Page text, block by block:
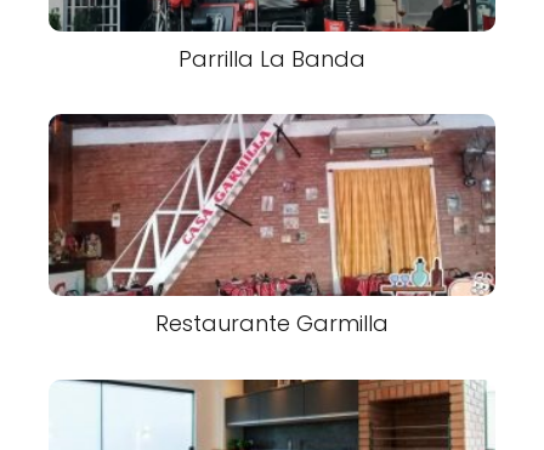
Parrilla La Banda
Restaurante Garmilla